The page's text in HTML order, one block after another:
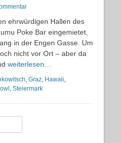
ehrwürdigen Hallen des
Poke Bar eingemietet,
in der Engen Gasse. Um
nicht vor Ort – aber da
weiterlesen…
, Graz, Hawaii,
, Steiermark